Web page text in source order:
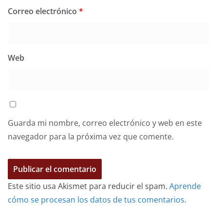
Correo electrónico *
Web
Guarda mi nombre, correo electrónico y web en este
navegador para la próxima vez que comente.
Este sitio usa Akismet para reducir el spam. Aprende
cómo se procesan los datos de tus comentarios.